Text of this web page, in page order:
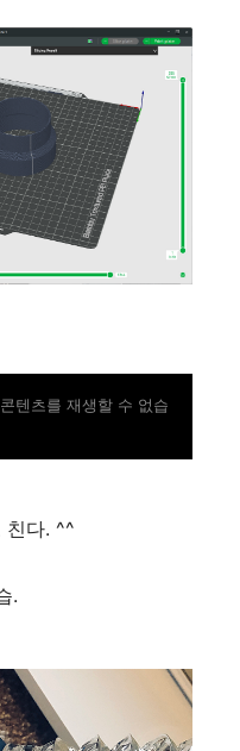
텐츠를 재생할 수 없습
친다. ^^
.